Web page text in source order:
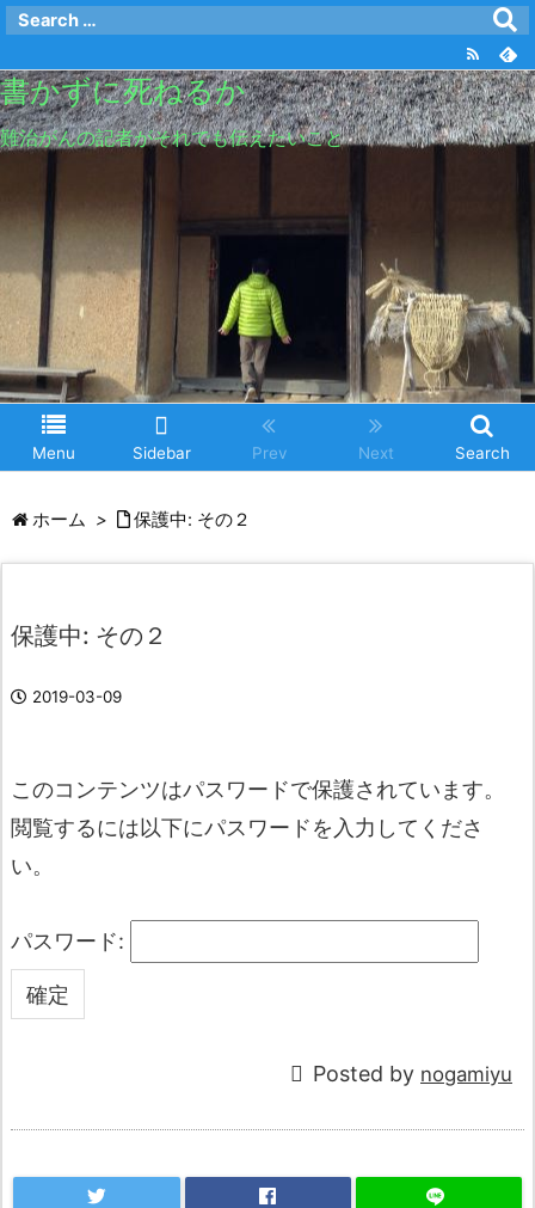
書かずに死ねるか
難治がんの記者がそれでも伝えたいこと
Menu Sidebar Prev Next Search
ホーム > 保護中: その２
保護中: その２
2019-03-09
このコンテンツはパスワードで保護されています。
閲覧するには以下にパスワードを入力してくださ
い。
パスワード:
Posted by nogamiyu